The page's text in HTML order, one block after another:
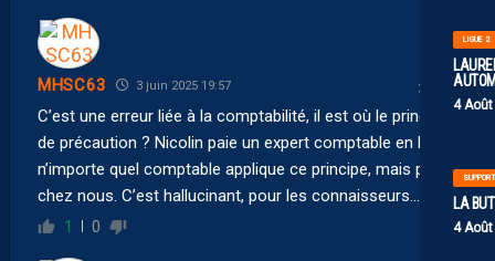
LIGUE 2
4
LA
4
MHSC63 3 juin 2025 19:57
C’est une erreur liée à la comptabilité, il est où le principe
de précaution ? Nicolin paie un expert comptable en bois,
n’importe quel comptable applique ce principe, mais pas
chez nous. C’est hallucinant, pour les connaisseurs…
1 0